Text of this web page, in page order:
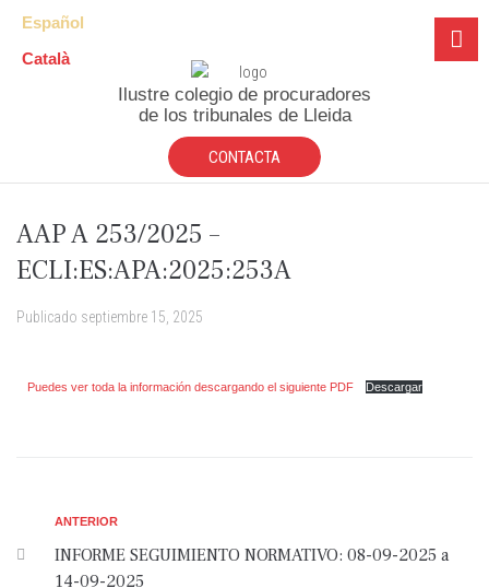
Español
Català
Ilustre colegio de procuradores
de los tribunales de Lleida
CONTACTA
AAP A 253/2025 –
ECLI:ES:APA:2025:253A
Publicado septiembre 15, 2025
Puedes ver toda la información descargando el siguiente PDF Descargar
ANTERIOR
INFORME SEGUIMIENTO NORMATIVO: 08-09-2025 a
14-09-2025